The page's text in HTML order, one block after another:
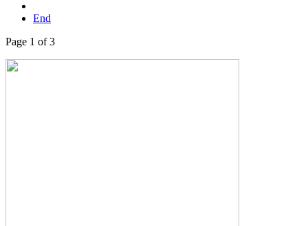
End
Page 1 of 3